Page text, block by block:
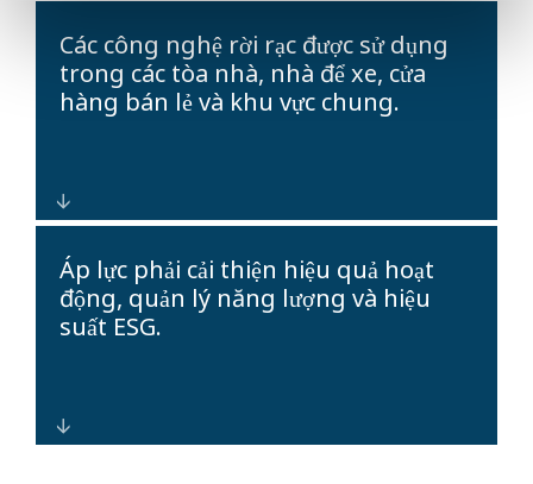
Các chương trình hiện đại hóa hướng
tới tương lai và thiết kế danh mục đầu
tư tiêu chuẩn hóa giúp giảm tổng chi
phí sở hữu (TCO) và độ phức tạp
Các công nghệ rời rạc được sử dụng
trong các tòa nhà, nhà để xe, cửa
hàng bán lẻ và khu vực chung.
Các nền tảng kiến ​​trúc mở tích hợp
quyền truy cập, video, liên lạc và
phân tích hoạt động trong một hệ
Áp lực phải cải thiện hiệu quả hoạt
động, quản lý năng lượng và hiệu
suất ESG.